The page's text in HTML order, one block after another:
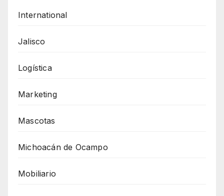
International
Jalisco
Logística
Marketing
Mascotas
Michoacán de Ocampo
Mobiliario